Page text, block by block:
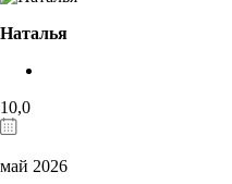
Наталья
10,0
май 2026